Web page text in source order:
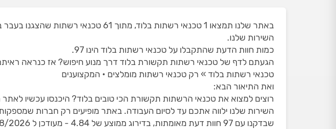
באתר שלנו תמצאו 1 טכנאי רשתות בלוד,
השירות שלנו.
כמות חוות הדעת שהתקבלו על טכנאי רשתות בלוד הינו 97.
הגעתם לדף של טכנאי רשתות תקשורת בלוד דרך מנוע חיפוש? אז כנראה
טכנאי רשתות בלוד » רק טכנאי רשתות מומלצים • המקצוענים
ואת התיאור הבא:
רוצים למצוא את טכנאי הרשתות תקשורת הכי טובים בלוד? היכנסו עכשיו
השירות שלנו ילווה אתכם עד לסיום העבודה. באתר מופיעים רק חברות
שבדקנו עם 97 חוות דעת מאומתות, בדירוג ממוצע של 4.84 - מעודכן ל 05/08/2026.